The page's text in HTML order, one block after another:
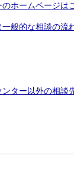
ホームページは
般的な相談の流
ター以外の相談